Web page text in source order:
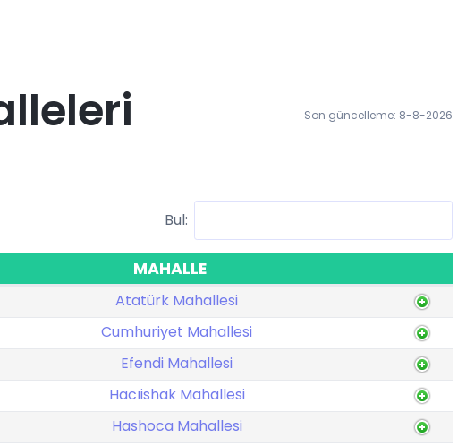
Son güncelleme: 8-8-2026
Bul:
MAHALLE
Atatürk Mahallesi
Cumhuriyet Mahallesi
Efendi Mahallesi
Hacıishak Mahallesi
Hashoca Mahallesi